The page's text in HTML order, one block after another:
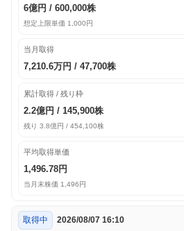
6億円 / 600,000株
想定上限単価 1,000円
当月取得
7,210.6万円 / 47,700株
累計取得 / 残り枠
2.2億円 / 145,900株
残り 3.8億円 / 454,100株
平均取得単価
1,496.78円
当月末株価 1,496円
取得中 2026/08/07 16:10